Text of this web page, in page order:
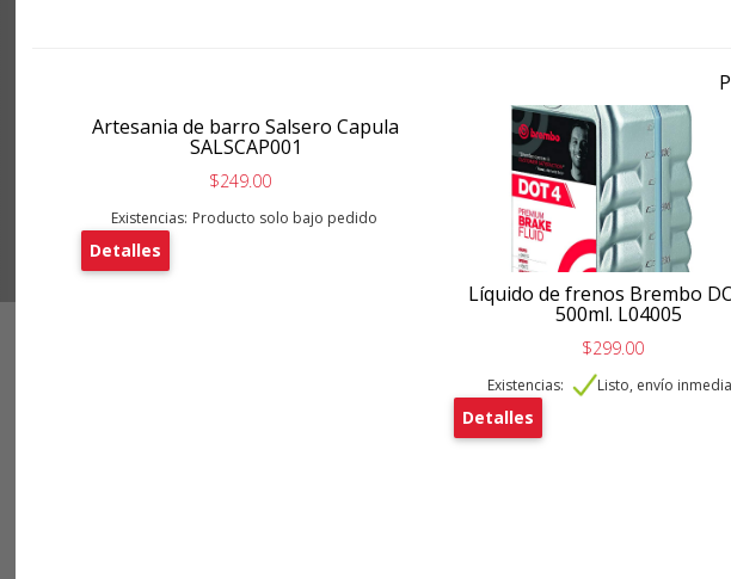
Artesania de barro Salsero Capula
SALSCAP001
$249.00
Existencias: Producto solo bajo pedido
Detalles
Líquido de frenos Brembo
500ml. L04005
$299.00
Existencias: Listo, envío
Detalles